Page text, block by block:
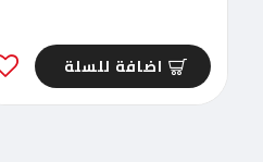
اضافة للسلة